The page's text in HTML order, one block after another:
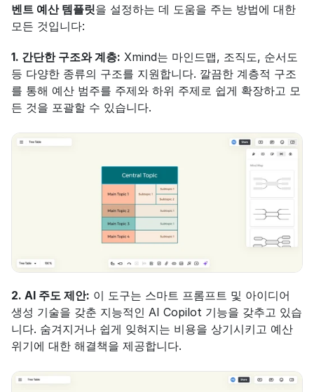
벤트 예산 템플릿을 설정하는 데 도움을 주는 방법에 대한
모든 것입니다:
1. 간단한 구조와 계층: Xmind는 마인드맵, 조직도, 순서도
등 다양한 종류의 구조를 지원합니다. 깔끔한 계층적 구조
를 통해 예산 범주를 주제와 하위 주제로 쉽게 확장하고 모
든 것을 포괄할 수 있습니다.
2. AI 주도 제안: 이 도구는 스마트 프롬프트 및 아이디어
생성 기술을 갖춘 지능적인 AI Copilot 기능을 갖추고 있습
니다. 숨겨지거나 쉽게 잊혀지는 비용을 상기시키고 예산
위기에 대한 해결책을 제공합니다.